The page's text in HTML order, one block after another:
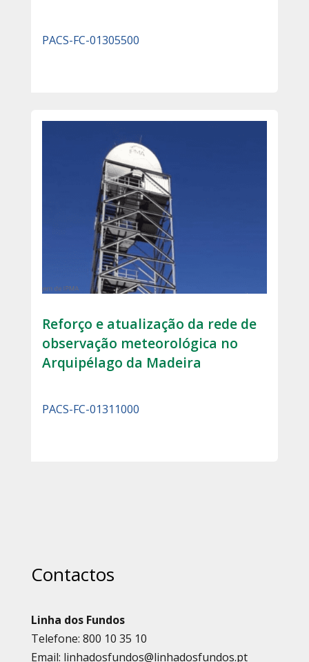
PACS-FC-01305500
Reforço e atualização da rede de
observação meteorológica no
Arquipélago da Madeira
PACS-FC-01311000
Contactos
Linha dos Fundos
Telefone: 800 10 35 10
Email: linhadosfundos@linhadosfundos.pt